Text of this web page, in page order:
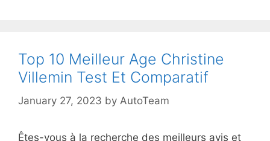
Top 10 Meilleur Age Christine
Villemin Test Et Comparatif
January 27, 2023 by AutoTeam
Êtes-vous à la recherche des meilleurs avis et